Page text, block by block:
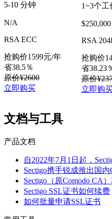
5-10 分钟
N/A
RSA ECC
抢购价1599元/年
省38.5％
原价¥2600
立即购买
1~3个工
$250,000
RSA
抢购价
省38.23
原价
立即购
文档与工具
产品文档
自2022年7月1日起，
Sectigo携手锐成推出国内
Sectigo（原Comodo CA
Sectigo SSL证书如何续费
如何批量申请SSL证书